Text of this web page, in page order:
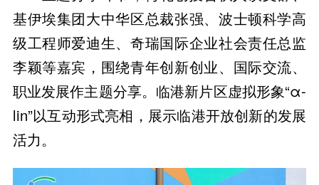
基伊埃集团大中华区总裁张强、波士顿科学高
级工程师爱迪生、奇瑞国际企业社会责任总监
李颖等嘉宾，围绕青年创新创业、国际交流、
职业发展作主题分享。临港新片区虚拟形象“α-
lin”以互动形式亮相，展示临港开放创新的发展
活力。